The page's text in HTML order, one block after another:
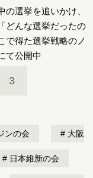
選挙を追いかけ、
どんな選挙だったの
で得た選挙戦略のノ
て公開中
3
ンの会 大阪
日本維新の会